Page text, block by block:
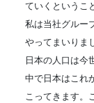
ていくというこ
私は当社グルー
やってまいりま
日本の人口は今
中で日本はこれ
こってきます。